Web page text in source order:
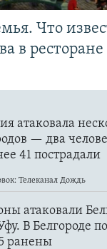
Что
в ресторане